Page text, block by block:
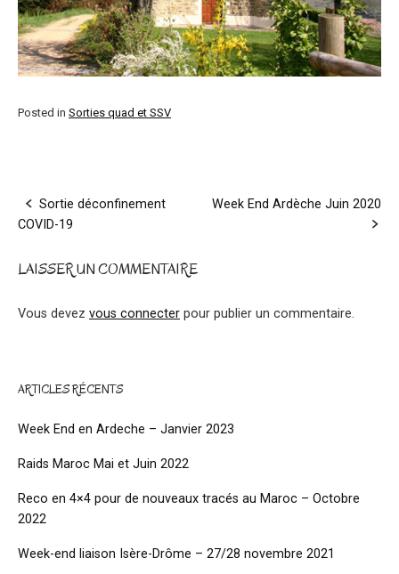
Posted in Sorties quad et SSV
PostSortie déconfinement
COVID-19
Week End Ardèche Juin 2020
LAISSER UN COMMENTAIRE
Vous devez vous connecter pour publier un commentaire.
ARTICLES RÉCENTS
Week End en Ardeche – Janvier 2023
Raids Maroc Mai et Juin 2022
Reco en 4×4 pour de nouveaux tracés au Maroc – Octobre
2022
Week-end liaison Isère-Drôme – 27/28 novembre 2021